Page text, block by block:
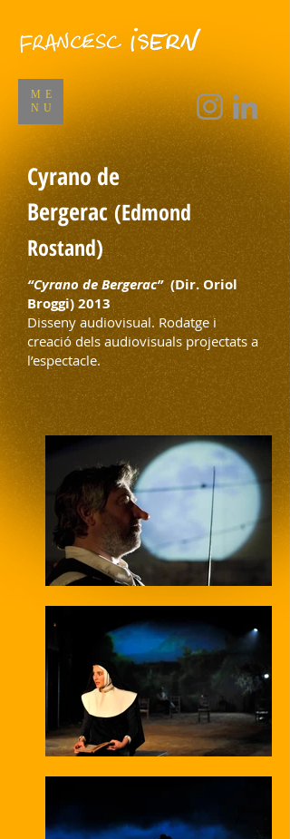
ME
NU
Cyrano de
Bergerac (Edmond
Rostand)
“Cyrano de Bergerac”(Dir. Oriol
Broggi) 2013
Disseny audiovisual. Rodatge i
creació dels audiovisuals projectats a
l’espectacle.